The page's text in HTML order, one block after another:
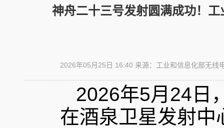
神舟二十三号发射圆满成功！
2026年05月25日 16:40 来源：工业和信息化部无线
2026年5月24日
在酒泉卫星发射